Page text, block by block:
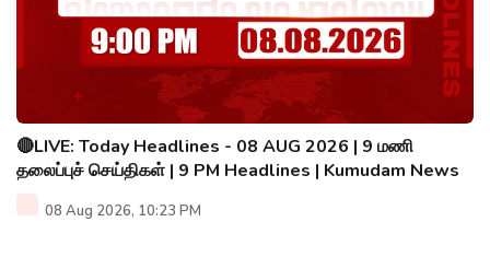
🔴LIVE: Today Headlines - 08 AUG 2026 | 9 மணி
தலைப்புச் செய்திகள் | 9 PM Headlines | Kumudam News
08 Aug 2026, 10:23 PM